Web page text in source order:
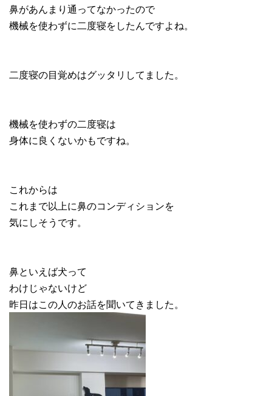
鼻があんまり通ってなかったので
機械を使わずに二度寝をしたんですよね。
二度寝の目覚めはグッタリしてました。
機械を使わずの二度寝は
身体に良くないかもですね。
これからは
これまで以上に鼻のコンディションを
気にしそうです。
鼻といえば犬って
わけじゃないけど
昨日はこの人のお話を聞いてきました。